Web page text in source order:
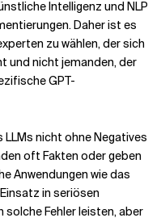
Intelligenz und NLP
Daher ist es
zu wählen, der sich
und nicht jemanden, der
GPT-
nicht ohne Negatives
oft Fakten oder geben
Anwendungen wie das
in seriösen
solche Fehler leisten, aber